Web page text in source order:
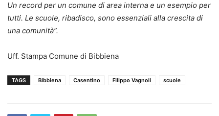
Un record per un comune di area interna e un esempio per
tutti. Le scuole, ribadisco, sono essenziali alla crescita di
una comunità”.
Uff. Stampa Comune di Bibbiena
TAGS Bibbiena Casentino Filippo Vagnoli scuole